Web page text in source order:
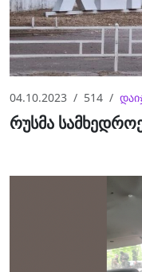
04.10.2023 514
რუსმა